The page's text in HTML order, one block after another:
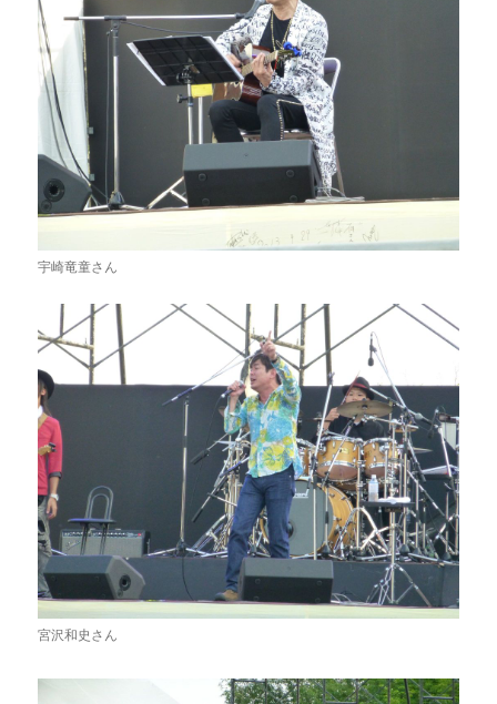
宇崎竜童さん
宮沢和史さん